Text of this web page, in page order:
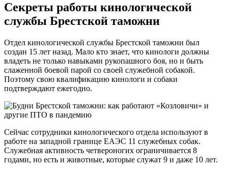
Секреты работы кинологической
службы Брестской таможни
Отдел кинологической службы Брестской таможни был
создан 15 лет назад. Мало кто знает, что кинологи должны
владеть не только навыками рукопашного боя, но и быть
слаженной боевой парой со своей служебной собакой.
Поэтому свою квалификацию кинологи и собаки
подтверждают ежегодно.
Сейчас сотрудники кинологического отдела используют в
работе на западной границе ЕАЭС 11 служебных собак.
Служебная активность четвероногих ограничивается 8
годами, но есть и животные, которые служат 9 и даже 10 лет.